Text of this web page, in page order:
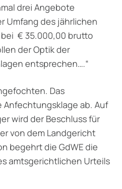
drei Angebote
Umfang des jährlichen
€ 35.000,00 brutto
der Optik der
entsprechen….“
Das
ab. Auf
wird der Beschluss für
von dem Landgericht
begehrt die GdWE die
amtsgerichtlichen Urteils